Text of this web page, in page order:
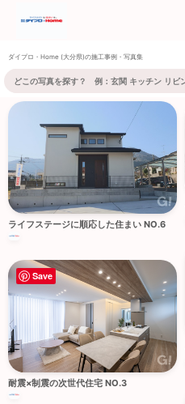
ダイプロ・Home (大分県)の施工事例・写真集
ライフステージに順応した住まい NO.6
耐震×制震の次世代住宅 NO.3
Save